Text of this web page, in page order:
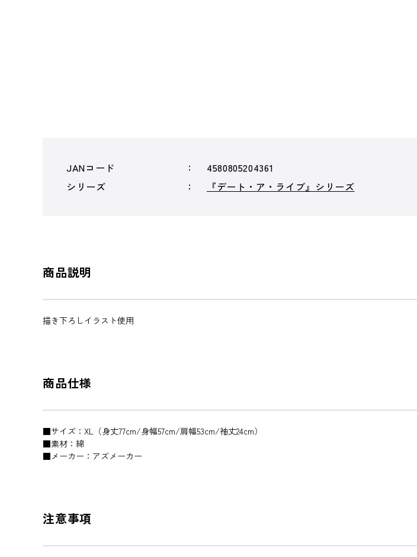
JANコード
4580805204361
シリーズ
『デート・ア・ライブ』シリーズ
商品説明
描き下ろしイラスト使用
商品仕様
■サイズ：XL（身丈77cm/身幅57cm/肩幅53cm/袖丈24cm）
■素材：綿
■メーカー：アズメーカー
注意事項